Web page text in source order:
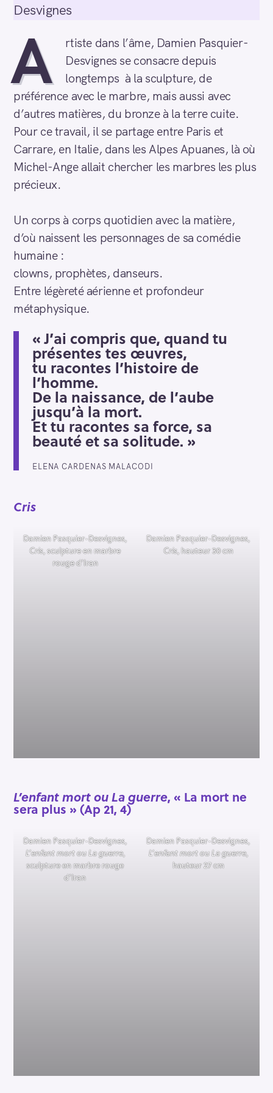
Desvignes
A
rtiste dans l’âme, Damien Pasquier-
Desvignes se consacre depuis
longtemps à la sculpture, de
préférence avec le marbre, mais aussi avec
d’autres matières, du bronze à la terre cuite.
Pour ce travail, il se partage entre Paris et
Carrare, en Italie, dans les Alpes Apuanes, là où
Michel-Ange allait chercher les marbres les plus
précieux.
Un corps à corps quotidien avec la matière,
d’où naissent les personnages de sa comédie
humaine :
clowns, prophètes, danseurs.
Entre légèreté aérienne et profondeur
métaphysique.
« J’ai compris que, quand tu
présentes tes œuvres,
tu racontes l’histoire de
l’homme.
De la naissance, de l’aube
jusqu’à la mort.
Et tu racontes sa force, sa
beauté et sa solitude. »
ELENA CARDENAS MALACODI
Cris
Damien Pasquier-Desvignes,
Cris, sculpture en marbre
rouge d’Iran
Damien Pasquier-Desvignes,
Cris, hauteur 30 cm
L’enfant mort ou La guerre, « La mort ne
sera plus » (Ap 21, 4)
Damien Pasquier-Desvignes,
L’enfant mort ou La guerre,
sculpture en marbre rouge
d’Iran
Damien Pasquier-Desvignes,
L’enfant mort ou La guerre,
hauteur 27 cm